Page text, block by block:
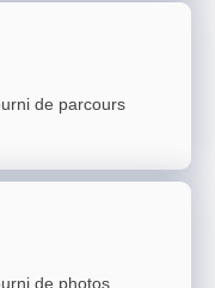
de parcours
de photos